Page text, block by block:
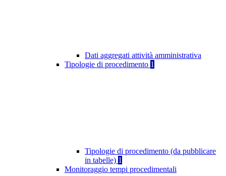
Dati aggregati attività amministrativa
Tipologie di procedimento 1
Tipologie di procedimento (da pubblicare
in tabelle) 1
Monitoraggio tempi procedimentali